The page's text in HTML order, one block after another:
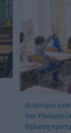
Διορισμοί
του
δήλωση